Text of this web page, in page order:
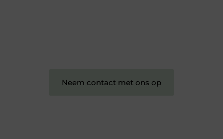
Neem contact met ons op